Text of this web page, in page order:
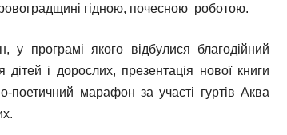
гідною, почесною роботою.
програмі якого відбулися благодійний
і дорослих, презентація нової книги
марафон за участі гуртів Аква